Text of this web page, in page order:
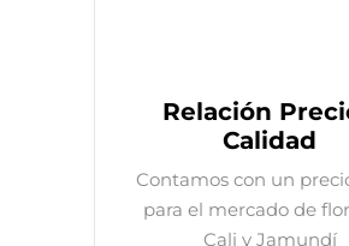
Relación
Calidad
Contamos con un
para el mercado de
Cali y Jamundí